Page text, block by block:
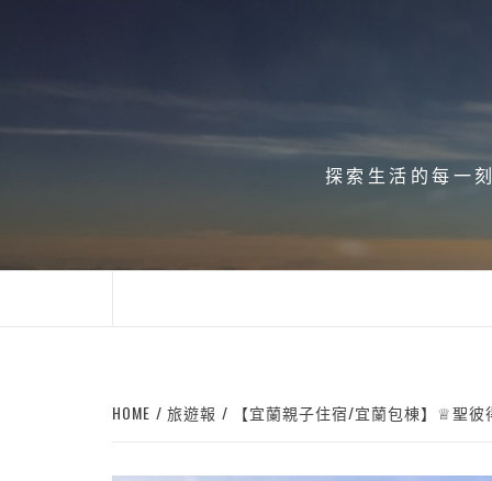
探索生活的每一
HOME 旅遊報 【宜蘭親子住宿/宜蘭包棟】♕聖